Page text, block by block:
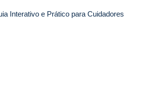
Interativo e Prático para Cuidadores